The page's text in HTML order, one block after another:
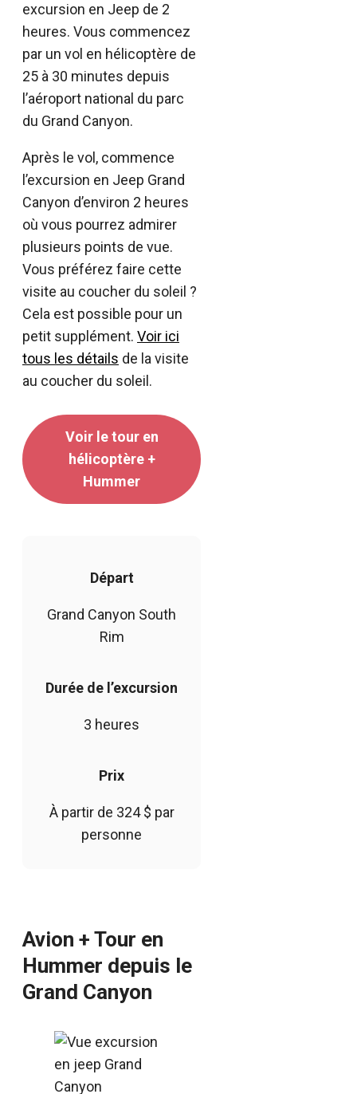
excursion en Jeep de 2
heures. Vous commencez
par un vol en hélicoptère de
25 à 30 minutes depuis
l’aéroport national du parc
du Grand Canyon.
Après le vol, commence
l’excursion en Jeep Grand
Canyon d’environ 2 heures
où vous pourrez admirer
plusieurs points de vue.
Vous préférez faire cette
visite au coucher du soleil ?
Cela est possible pour un
petit supplément. Voir ici
tous les détails de la visite
au coucher du soleil.
Voir le tour en
hélicoptère +
Hummer
Départ
Grand Canyon South
Rim
Durée de l’excursion
3 heures
Prix
À partir de 324 $ par
personne
Avion + Tour en
Hummer depuis le
Grand Canyon